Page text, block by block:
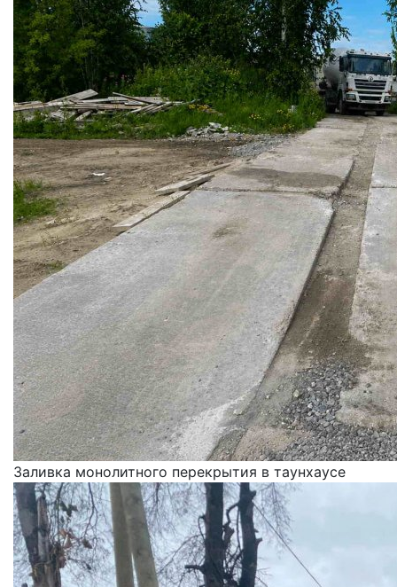
Заливка монолитного перекрытия в таунхаусе